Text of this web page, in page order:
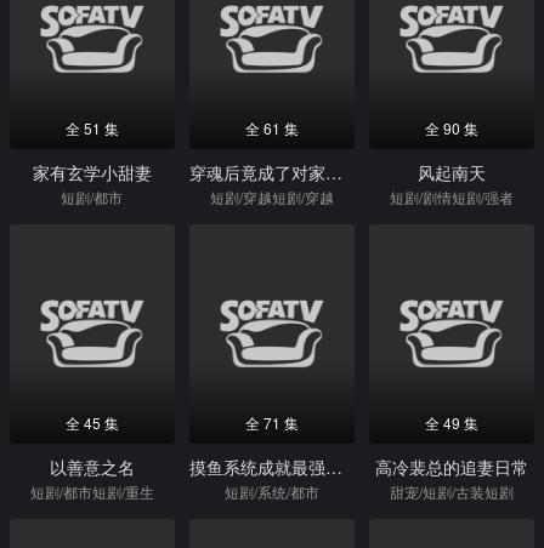
全 51 集
家有玄学小甜妻
短剧/都市
全 61 集
穿魂后竟成了对家孙媳妇
短剧/穿越短剧/穿越
全 90 集
风起南天
短剧/剧情短剧/强者
全 45 集
以善意之名
短剧/都市短剧/重生
全 71 集
摸鱼系统成就最强打工人
短剧/系统/都市
全 49 集
高冷裴总的追妻日常
甜宠/短剧/古装短剧